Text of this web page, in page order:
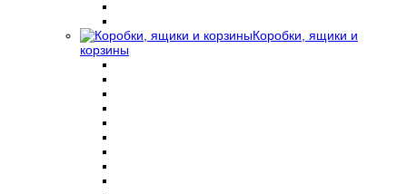
Коробки, ящики и
корзины